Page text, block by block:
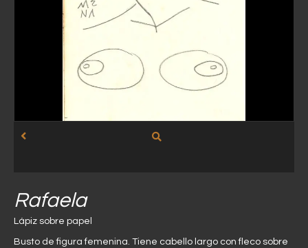
Rafaela
Lápiz sobre papel
Busto de figura femenina. Tiene cabello largo con fleco sobre